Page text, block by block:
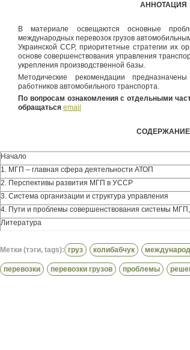
АННОТАЦИЯ
В материале освещаются основные
международных перевозок грузов
Украинской ССР, приоритетные стратегии их
основе совершенствования управления
укрепления производственной базы.
Методические рекомендации
работников автомобильного транспорта.
По вопросам ознакомления с отдельными
обращаться email
СОДЕРЖАНИЕ
Начало
1. МГП – главная сфера деятельности АТОП
2. Перспективы развития МГП в УССР
3. Система организации и структура управления
4. Пути и проблемы совершенствования системы
Литература
Метки (тэги, tags): груз колибабчук
перевозки перевозки грузов проблемы